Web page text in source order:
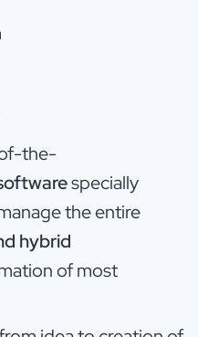
the-
specially
the entire
hybrid
of most